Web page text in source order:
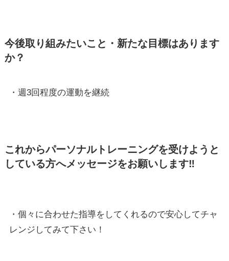
今後取り組みたいこと・新たな目標はあります
か？
・週3回程度の運動を継続
これからパーソナルトレーニングを受けようと
している方へメッセージをお願いします‼
・個々に合わせた指導をしてくれるので安心してチャ
レンジしてみて下さい！